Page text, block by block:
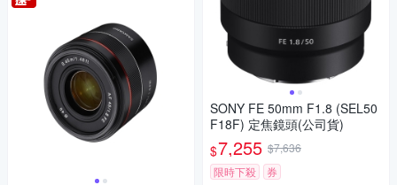
SONY FE 50mm F1.8 (SEL50
F18F) 定焦鏡頭(公司貨)
$7,255 $7,636
限時下殺
券